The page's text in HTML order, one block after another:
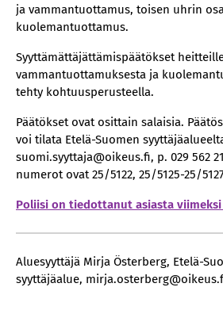
ja vammantuottamus, toisen uhrin
kuolemantuottamus.
Syyttämättäjättämispäätökset
vammantuottamuksesta ja
tehty kohtuusperusteella.
Päätökset ovat osittain salaisia.
voi tilata Etelä-Suomen
suomi.syyttaja@oikeus.fi, p. 029 562
numerot ovat 25/5122, 25/5125-25/
Poliisi on tiedottanut asiasta viimeksi
Aluesyyttäjä Mirja Österberg, Etelä-
syyttäjäalue,